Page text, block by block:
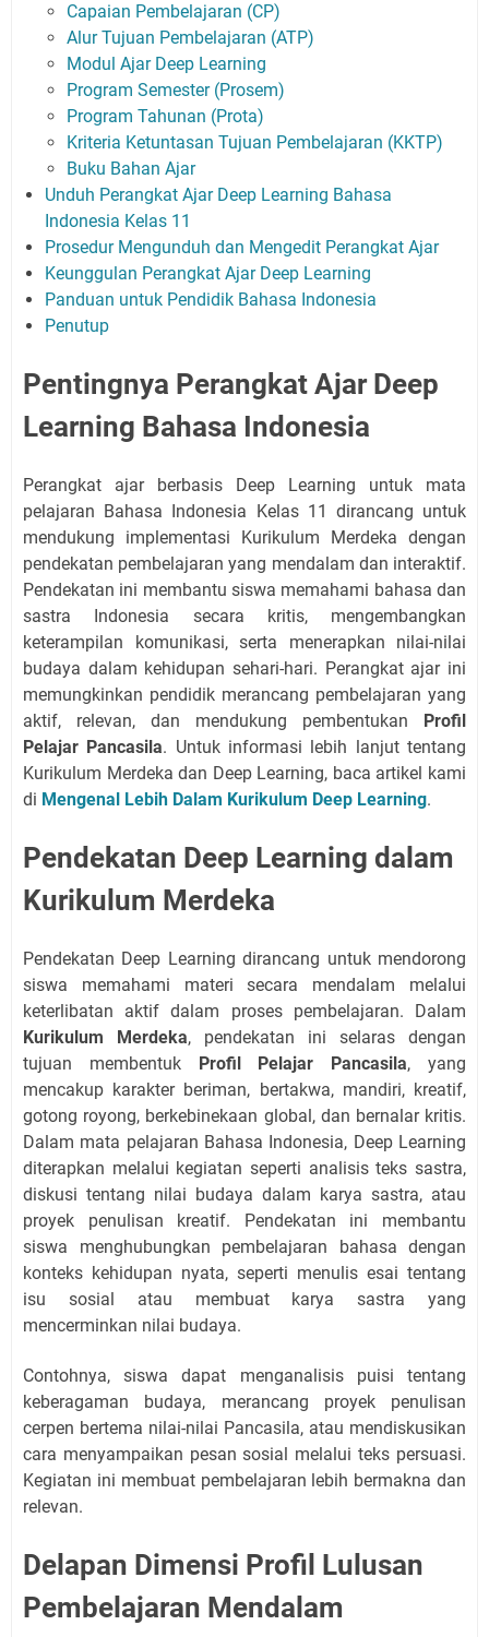
Capaian Pembelajaran (CP)
Alur Tujuan Pembelajaran (ATP)
Modul Ajar Deep Learning
Program Semester (Prosem)
Program Tahunan (Prota)
Kriteria Ketuntasan Tujuan Pembelajaran (KKTP)
Buku Bahan Ajar
Unduh Perangkat Ajar Deep Learning Bahasa
Indonesia Kelas 11
Prosedur Mengunduh dan Mengedit Perangkat Ajar
Keunggulan Perangkat Ajar Deep Learning
Panduan untuk Pendidik Bahasa Indonesia
Penutup
Pentingnya Perangkat Ajar Deep
Learning Bahasa Indonesia
Perangkat ajar berbasis Deep Learning untuk mata
pelajaran Bahasa Indonesia Kelas 11 dirancang untuk
mendukung implementasi Kurikulum Merdeka dengan
pendekatan pembelajaran yang mendalam dan interaktif.
Pendekatan ini membantu siswa memahami bahasa dan
sastra Indonesia secara kritis, mengembangkan
keterampilan komunikasi, serta menerapkan nilai-nilai
budaya dalam kehidupan sehari-hari. Perangkat ajar ini
memungkinkan pendidik merancang pembelajaran yang
aktif, relevan, dan mendukung pembentukan
Profil
Pelajar Pancasila. Untuk informasi lebih lanjut tentang
Kurikulum Merdeka dan Deep Learning, baca artikel kami
di Mengenal Lebih Dalam Kurikulum Deep Learning.
Pendekatan Deep Learning dalam
Kurikulum Merdeka
Pendekatan Deep Learning dirancang untuk mendorong
siswa memahami materi secara mendalam melalui
keterlibatan aktif dalam proses pembelajaran. Dalam
Kurikulum Merdeka, pendekatan ini selaras dengan
tujuan membentuk
Profil Pelajar Pancasila, yang
mencakup karakter beriman, bertakwa, mandiri, kreatif,
gotong royong, berkebinekaan global, dan bernalar kritis.
Dalam mata pelajaran Bahasa Indonesia, Deep Learning
diterapkan melalui kegiatan seperti analisis teks sastra,
diskusi tentang nilai budaya dalam karya sastra, atau
proyek penulisan kreatif. Pendekatan ini membantu
siswa menghubungkan pembelajaran bahasa dengan
konteks kehidupan nyata, seperti menulis esai tentang
isu sosial atau membuat karya sastra yang
mencerminkan nilai budaya.
Contohnya, siswa dapat menganalisis puisi tentang
keberagaman budaya, merancang proyek penulisan
cerpen bertema nilai-nilai Pancasila, atau mendiskusikan
cara menyampaikan pesan sosial melalui teks persuasi.
Kegiatan ini membuat pembelajaran lebih bermakna dan
relevan.
Delapan Dimensi Profil Lulusan
Pembelajaran Mendalam